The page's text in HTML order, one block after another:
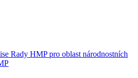
Rady HMP pro oblast národnostních